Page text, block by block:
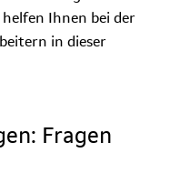
Ihnen bei der
in dieser
Fragen